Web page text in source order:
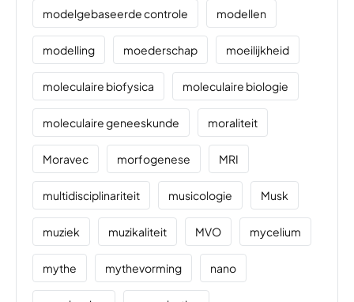
modelgebaseerde controle modellen
modelling moederschap moeilijkheid
moleculaire biofysica moleculaire biologie
moleculaire geneeskunde moraliteit
Moravec morfogenese MRI
multidisciplinariteit musicologie Musk
muziek muzikaliteit MVO mycelium
mythe mythevorming nano